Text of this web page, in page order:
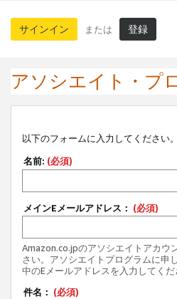
サインイン または 登録
アソシエイト・プ
以下のフォームに入力してください
名前: (必須)
メインEメールアドレス： (必須)
Amazon.co.jpのアソシエイトアカウ
さい。アソシエイトプログラムに申
中のEメールアドレスを入力してくだ
件名： (必須)